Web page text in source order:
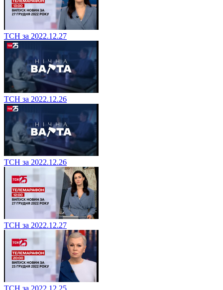
ТСН за 2022.12.27
ТСН за 2022.12.26
ТСН за 2022.12.26
ТСН за 2022.12.27
ТСН за 2022.12.25